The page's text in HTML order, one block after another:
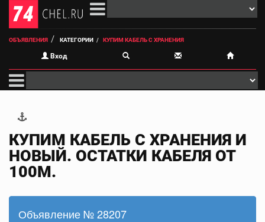
ОБЪЯВЛЕНИЯ КАТЕГОРИИ КУПИМ КАБЕЛЬ С ХРАНЕНИЯ
Вход
КУПИМ КАБЕЛЬ С ХРАНЕНИЯ И
НОВЫЙ. ОСТАТКИ КАБЕЛЯ ОТ
100М.
Объявление № 28207